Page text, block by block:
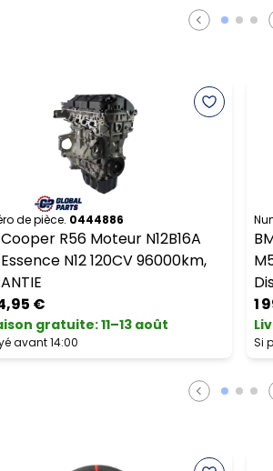
de pièce. 0444886
R56 Moteur N12B16A
N12 120CV 96000km,
€
gratuite:11–13 août
avant 14:00
1
Si